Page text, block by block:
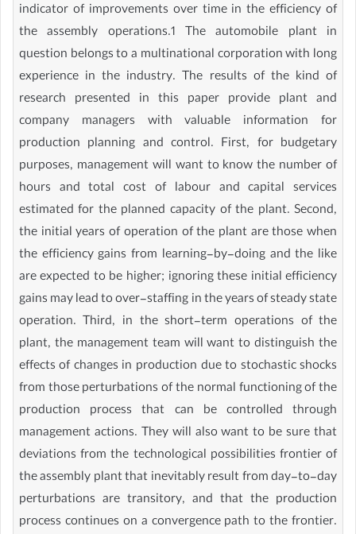
indicator of improvements over time in the efficiency of
the assembly operations.1 The automobile plant in
question belongs to a multinational corporation with long
experience in the industry. The results of the kind of
research presented in this paper provide plant and
company managers with valuable information for
production planning and control. First, for budgetary
purposes, management will want to know the number of
hours and total cost of labour and capital services
estimated for the planned capacity of the plant. Second,
the initial years of operation of the plant are those when
the efficiency gains from learning-by-doing and the like
are expected to be higher; ignoring these initial efficiency
gains may lead to over-staffing in the years of steady state
operation. Third, in the short-term operations of the
plant, the management team will want to distinguish the
effects of changes in production due to stochastic shocks
from those perturbations of the normal functioning of the
production process that can be controlled through
management actions. They will also want to be sure that
deviations from the technological possibilities frontier of
the assembly plant that inevitably result from day-to-day
perturbations are transitory, and that the production
process continues on a convergence path to the frontier.